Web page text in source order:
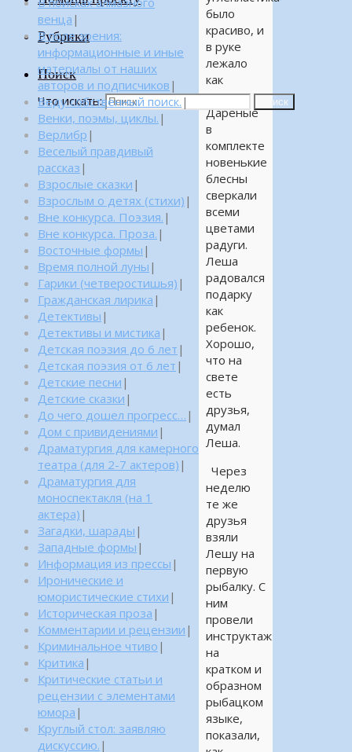
Рубрики
Поиск
Что искать: Поиск
было
красиво, и
в руке
лежало
как
влитое.
Дареные
в
комплекте
новенькие
блесны
сверкали
всеми
цветами
радуги.
Леша
радовался
подарку
как
ребенок.
Хорошо,
что на
свете
есть
друзья,
думал
Леша.
Через
неделю
те же
друзья
взяли
Лешу на
первую
рыбалку. С
ним
провели
инструктаж
на
кратком и
образном
рыбацком
языке,
показали,
венца |
В поле зрения:
информационные и иные
материалы от наших
авторов и подписчиков |
Веду собственный поиск. |
Венки, поэмы, циклы. |
Верлибр |
Веселый правдивый
рассказ |
Взрослые сказки |
Взрослым о детях (стихи) |
Вне конкурса. Поэзия. |
Вне конкурса. Проза. |
Восточные формы |
Время полной луны |
Гарики (четверостишья) |
Гражданская лирика |
Детективы |
Детективы и мистика |
Детская поэзия до 6 лет |
Детская поэзия от 6 лет |
Детские песни |
Детские сказки |
До чего дошел прогресс… |
Дом с привидениями |
Драматургия для камерного
театра (для 2-7 актеров) |
Драматургия для
моноспектакля (на 1
актера) |
Загадки, шарады |
Западные формы |
Информация из прессы |
Иронические и
юмористические стихи |
Историческая проза |
Комментарии и рецензии |
Криминальное чтиво |
Критика |
Критические статьи и
рецензии с элементами
юмора |
Круглый стол: заявляю
дискуссию. |